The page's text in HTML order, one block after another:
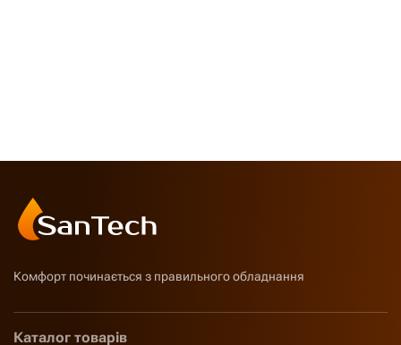
Комфорт починається з правильного обладнання
Каталог товарів